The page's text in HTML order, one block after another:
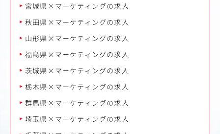
宮城県×マーケティングの求人
秋田県×マーケティングの求人
山形県×マーケティングの求人
福島県×マーケティングの求人
茨城県×マーケティングの求人
栃木県×マーケティングの求人
群馬県×マーケティングの求人
埼玉県×マーケティングの求人